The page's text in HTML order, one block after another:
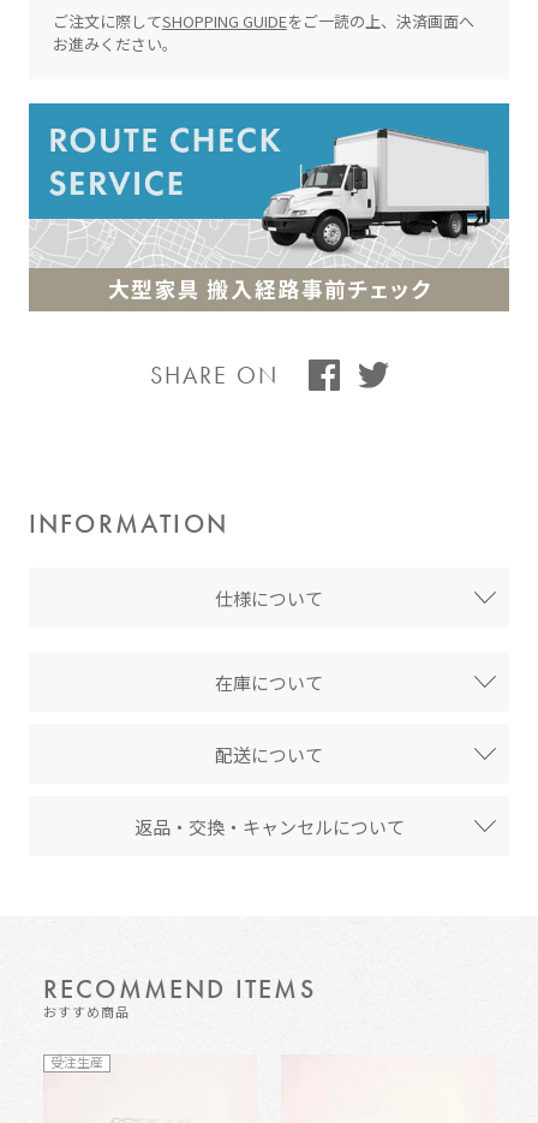
ご注文に際してSHOPPING GUIDEをご一読の上、決済画面へ
お進みください。
SHARE ON
INFORMATION
仕様について
在庫について
配送について
返品・交換・キャンセルについて
RECOMMEND ITEMS
おすすめ商品
受注生産